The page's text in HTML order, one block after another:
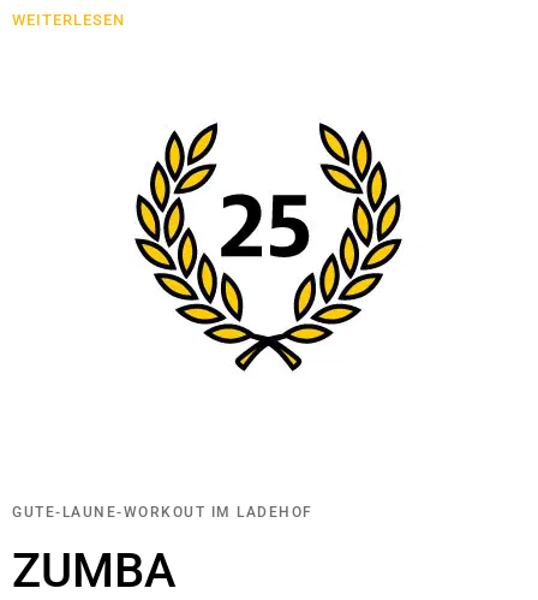
WEITERLESEN
GUTE-LAUNE-WORKOUT IM LADEHOF
ZUMBA